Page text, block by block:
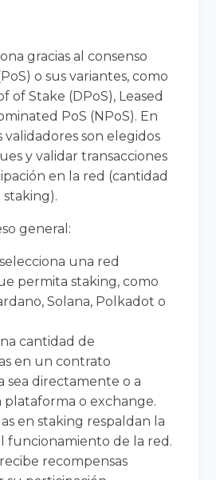
gracias al consenso
o sus variantes, como
of Stake (DPoS), Leased
PoS (NPoS). En
validadores son elegidos
y validar transacciones
en la red (cantidad
general:
una red
permita staking, como
Solana, Polkadot o
cantidad de
en un contrato
sea directamente o a
plataforma o exchange.
en staking respaldan la
funcionamiento de la red.
recompensas